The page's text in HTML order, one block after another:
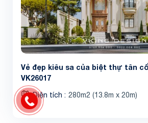
Vẻ đẹp kiêu sa của biệt thự tân
VK26017
Diện tích 280m2 (13.8m x 20m)